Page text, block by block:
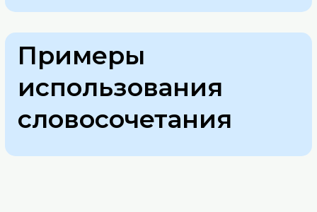
Примеры
использования
словосочетания